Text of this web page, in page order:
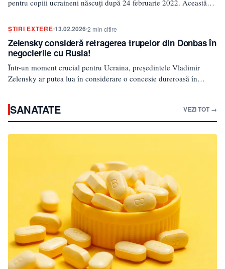
pentru copiii ucraineni născuți după 24 februarie 2022. Această
ȘTIRI EXTERE 13.02.20262 min citire
Zelensky consideră retragerea trupelor din Donbas în
negocierile cu Rusia!
Într-un moment crucial pentru Ucraina, președintele Vladimir
Zelensky ar putea lua în considerare o concesie dureroasă în
SANATATE VEZI TOT →